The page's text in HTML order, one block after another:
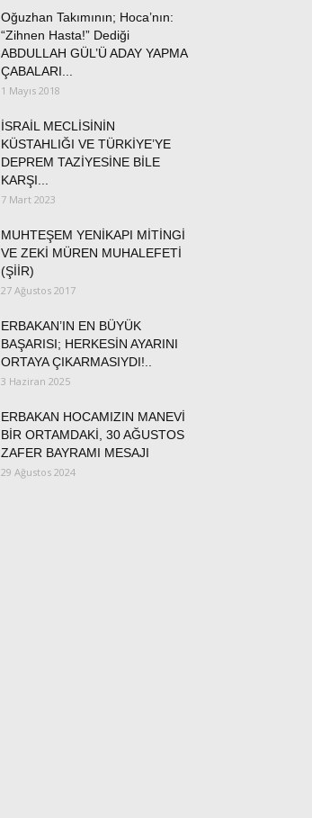
Oğuzhan Takımının; Hoca’nın:
“Zihnen Hasta!” Dediği
ABDULLAH GÜL’Ü ADAY YAPMA
ÇABALARI...
1 Mayıs 2018
İSRAİL MECLİSİNİN
KÜSTAHLIĞI VE TÜRKİYE’YE
DEPREM TAZİYESİNE BİLE
KARŞI...
7 Mart 2023
MUHTEŞEM YENİKAPI MİTİNGİ
VE ZEKİ MÜREN MUHALEFETİ
(ŞİİR)
27 Ağustos 2017
ERBAKAN’IN EN BÜYÜK
BAŞARISI; HERKESİN AYARINI
ORTAYA ÇIKARMASIYDI!..
3 Haziran 2025
ERBAKAN HOCAMIZIN MANEVİ
BİR ORTAMDAKİ, 30 AĞUSTOS
ZAFER BAYRAMI MESAJI
29 Ağustos 2024